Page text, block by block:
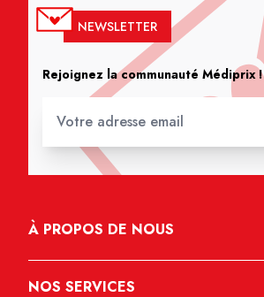
NEWSLETTER
Rejoignez la communauté Médiprix !
À PROPOS DE NOUS
NOS SERVICES